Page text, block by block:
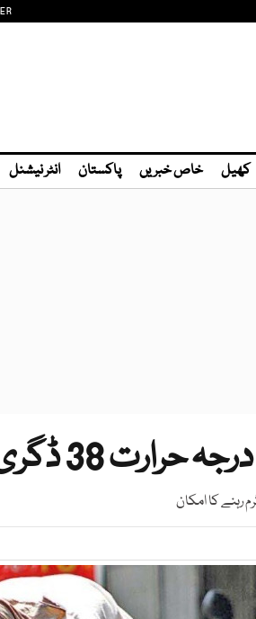
کھیل خاص خبریں پاکستان انٹر نیشنل
ڈگری سے تجاوز کرگیا
رہنے کا امکان